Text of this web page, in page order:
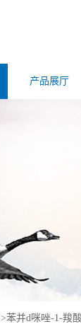
产品展厅
>苯并d咪唑-1-羧